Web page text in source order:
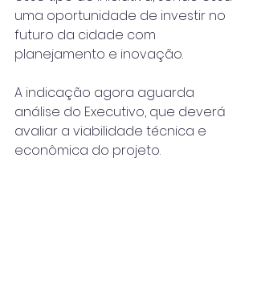
uma oportunidade de investir no
futuro da cidade com
planejamento e inovação.
A indicação agora aguarda
análise do Executivo, que deverá
avaliar a viabilidade técnica e
econômica do projeto.